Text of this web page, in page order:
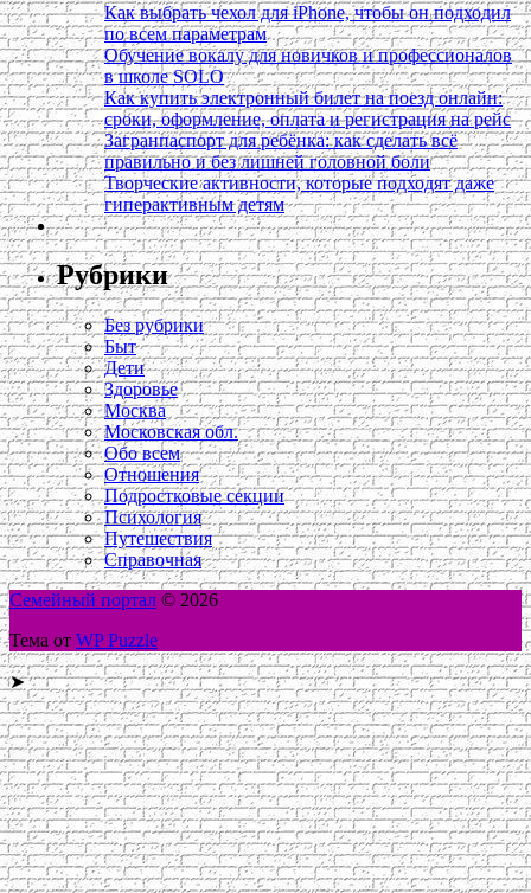
Как выбрать чехол для iPhone, чтобы он подходил
по всем параметрам
Обучение вокалу для новичков и профессионалов
в школе SOLO
Как купить электронный билет на поезд онлайн:
сроки, оформление, оплата и регистрация на рейс
Загранпаспорт для ребёнка: как сделать всё
правильно и без лишней головной боли
Творческие активности, которые подходят даже
гиперактивным детям
Рубрики
Без рубрики
Быт
Дети
Здоровье
Москва
Московская обл.
Обо всем
Отношения
Подростковые секции
Психология
Путешествия
Справочная
Семейный портал © 2026
Тема от WP Puzzle
➤